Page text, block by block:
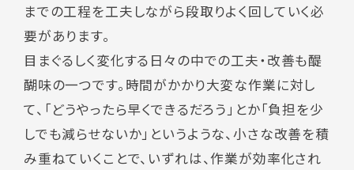
までの工程を工夫しながら段取りよく回していく必
要があります。
目まぐるしく変化する日々の中での工夫・改善も醍
醐味の一つです。時間がかかり大変な作業に対し
て、「どうやったら早くできるだろう」とか「負担を少
しでも減らせないか」というような、小さな改善を積
み重ねていくことで、いずれは、作業が効率化され